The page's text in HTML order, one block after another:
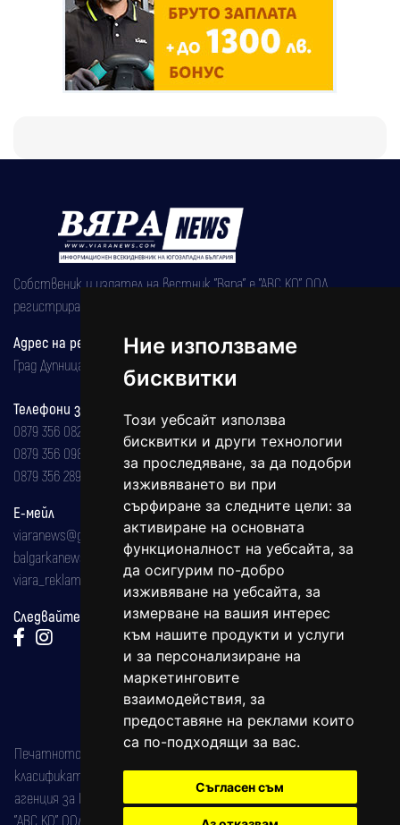
Ние използваме
бисквитки
Този уебсайт използва
бисквитки и други технологии
за проследяване, за да подобри
изживяването ви при
сърфиране за следните цели: за
активиране на основната
функционалност на уебсайта, за
да осигурим по-добро
изживяване на уебсайта, за
измерване на вашия интерес
към нашите продукти и услуги
и за персонализиране на
маркетинговите
взаимодействия, за
предоставяне на реклами които
са по-подходящи за вас.
Съгласен съм
Собственик и издател на вестник "Вяра" е "АВС КО" ООД,
регистрирана на 08.05.2002 година.
Адрес на редакцията
Град Дупница, ул.''Христо Ботев" 43
Телефони за реклама и абонаменти
0879 356 082
0879 356 098
0879 356 289
Е-мейл
viaranews@gmail.com
balgarkanews@gmail.com
viara_reklama@mail.bg
Следвайте ни:
Печатното издание на вестника е регистрирано в националния
класификатор на печатните издания (Българска национална
агенция за ISSN) под номер: ISSN 1312-4722.
"АВС КО" ООД е притежател на марката: Вяра информационен